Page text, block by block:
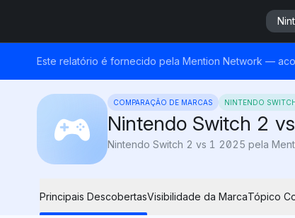
Este relatório é fornecido pela Mention Network —
COMPARAÇÃO DE MARCAS NINTENDO
Nintendo Switch 2
Principais DescobertasVisibilidade da MarcaTópico